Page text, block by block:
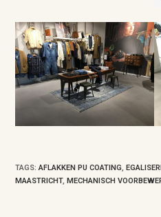
TAGS:AFLAKKEN PU COATING,
MAASTRICHT, MECHANISCH